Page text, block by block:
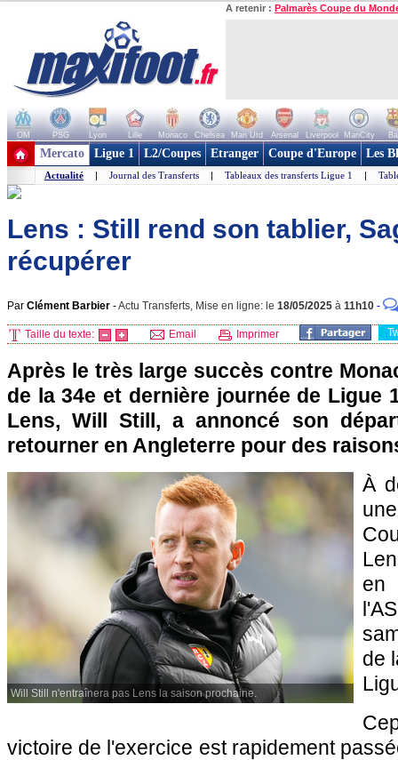
A retenir : Palmarès Coupe du
OM PSG Lyon Lille Monaco Chelsea Man Utd Arsenal Liverpool ManCity
+ de clubs
Mercato Ligue 1 L2/Coupes Etranger Coupe d'Europe Les
Actualité | Journal des Transferts | Tableaux des transferts Ligue 1 |
Lens : Still rend son tablier,
récupérer
Par Clément Barbier -Actu Transferts, Mise en ligne: le 18/05/2025 à 11h10 -
Taille du texte: Email Imprimer
Après le très large succès contre
de la 34e et dernière journée de Ligue
Lens, Will Still, a annoncé son
retourner en Angleterre pour des
Will Still n'entraînera pas Lens la saison prochaine.
À
en
de
victoire de l'exercice est rapidement